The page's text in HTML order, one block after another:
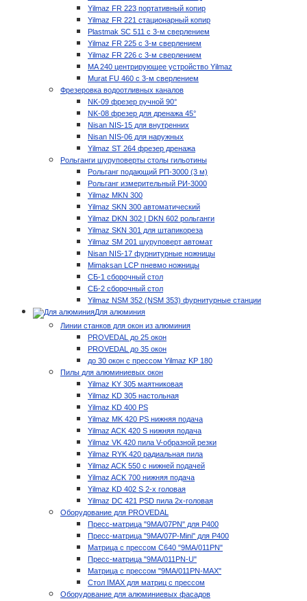
Yilmaz FR 223 портативный копир
Yilmaz FR 221 стационарный копир
Plastmak SC 511 с 3-м сверлением
Yilmaz FR 225 с 3-м сверлением
Yilmaz FR 226 с 3-м сверлением
MA 240 центрирующее устройство Yilmaz
Murat FU 460 с 3-м сверлением
Фрезеровка водоотливных каналов
NK-09 фрезер ручной 90°
NK-08 фрезер для дренажа 45°
Nisan NIS-15 для внутренних
Nisan NIS-06 для наружных
Yilmaz ST 264 фрезер дренажа
Рольганги шуруповерты столы гильотины
Рольганг подающий РП-3000 (3 м)
Рольганг измерительный РИ-3000
Yilmaz MKN 300
Yilmaz SKN 300 автоматический
Yilmaz DKN 302 | DKN 602 рольганги
Yilmaz SKN 301 для штапикореза
Yilmaz SM 201 шуруповерт автомат
Nisan NIS-17 фурнитурные ножницы
Mimaksan LCP пневмо ножницы
СБ-1 сборочный стол
СБ-2 сборочный стол
Yilmaz NSM 352 (NSM 353) фурнитурные станции
Для алюминия
Линии станков для окон из алюминия
PROVEDAL до 25 окон
PROVEDAL до 35 окон
до 30 окон с прессом Yilmaz KP 180
Пилы для алюминиевых окон
Yilmaz KY 305 маятниковая
Yilmaz KD 305 настольная
Yilmaz KD 400 PS
Yilmaz MK 420 PS нижняя подача
Yilmaz ACK 420 S нижняя подача
Yilmaz VK 420 пила V-образной резки
Yilmaz RYK 420 радиальная пила
Yilmaz ACK 550 с нижней подачей
Yilmaz ACK 700 нижняя подача
Yilmaz KD 402 S 2-х головая
Yilmaz DC 421 PSD пила 2х-головая
Оборудование для PROVEDAL
Пресс-матрица "9MA/07PN" для P400
Пресс-матрица "9MA/07P-Mini" для P400
Матрица с прессом C640 "9MA/011PN"
Пресс-матрица "9MA/011PN-U"
Матрица с прессом "9MA/011PN-MAX"
Стол IMAX для матриц с прессом
Оборудование для алюминиевых фасадов